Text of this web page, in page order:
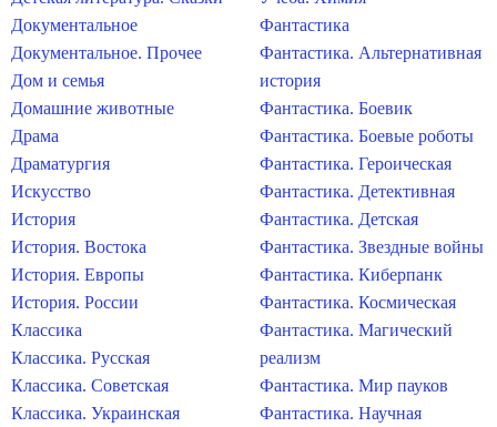
Документальное
Документальное. Прочее
Дом и семья
Домашние животные
Драма
Драматургия
Искусство
История
История. Востока
История. Европы
История. России
Классика
Классика. Русская
Классика. Советская
Классика. Украинская
Фантастика
Фантастика. Альтернативная
история
Фантастика. Боевик
Фантастика. Боевые роботы
Фантастика. Героическая
Фантастика. Детективная
Фантастика. Детская
Фантастика. Звездные войны
Фантастика. Киберпанк
Фантастика. Космическая
Фантастика. Магический
реализм
Фантастика. Мир пауков
Фантастика. Научная